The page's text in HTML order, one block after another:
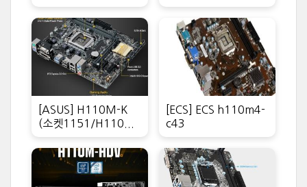
[ASUS] H110M-K
(소켓1151/H110...
[ECS] ECS h110m4-
c43